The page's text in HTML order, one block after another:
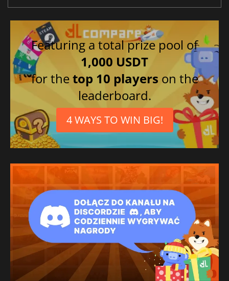
Featuring a total prize pool of
1,000 USDT
for thetop 10 players on the
leaderboard.
4 WAYS TO WIN BIG!